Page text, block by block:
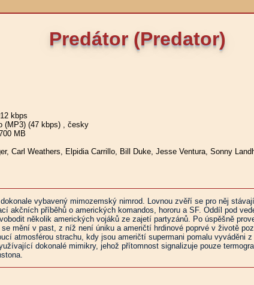
Predátor (Predator)
kbps
(MP3) (47 kbps) , česky
MB
Carl Weathers, Elpidia Carrillo, Bill Duke, Jesse Ventura, Sonny
vybavený mimozemský nimrod. Lovnou zvěří se pro něj
akčních příběhů o amerických komandos, hororu a SF. Oddíl pod
několik amerických vojáků ze zajetí partyzánů. Po úspěšně
mění v past, z níž není úniku a američtí hrdinové poprvé v životě
atmosférou strachu, kdy jsou američtí supermani pomalu vyváděni
dokonalé mimikry, jehož přítomnost signalizuje pouze